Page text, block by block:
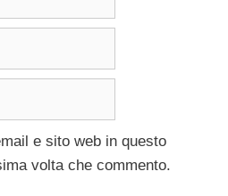
e sito web in questo
volta che commento.